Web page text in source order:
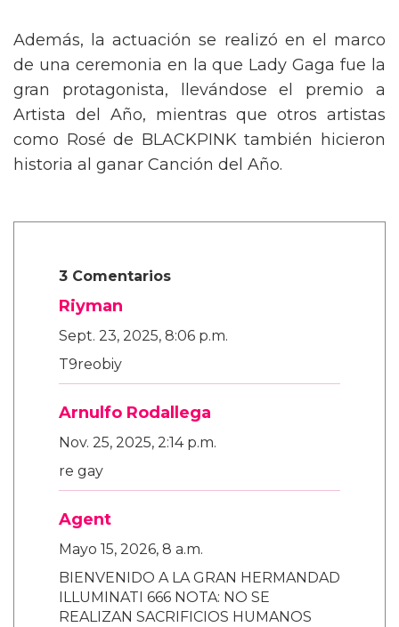
Además, la actuación se realizó en el marco
de una ceremonia en la que Lady Gaga fue la
gran protagonista, llevándose el premio a
Artista del Año, mientras que otros artistas
como Rosé de BLACKPINK también hicieron
historia al ganar Canción del Año.
3 Comentarios
Riyman
Sept. 23, 2025, 8:06 p.m.
T9reobiy
Arnulfo Rodallega
Nov. 25, 2025, 2:14 p.m.
re gay
Agent
Mayo 15, 2026, 8 a.m.
BIENVENIDO A LA GRAN HERMANDAD
ILLUMINATI 666 NOTA: NO SE
REALIZAN SACRIFICIOS HUMANOS